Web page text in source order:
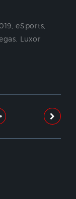
,eSports
Luxor